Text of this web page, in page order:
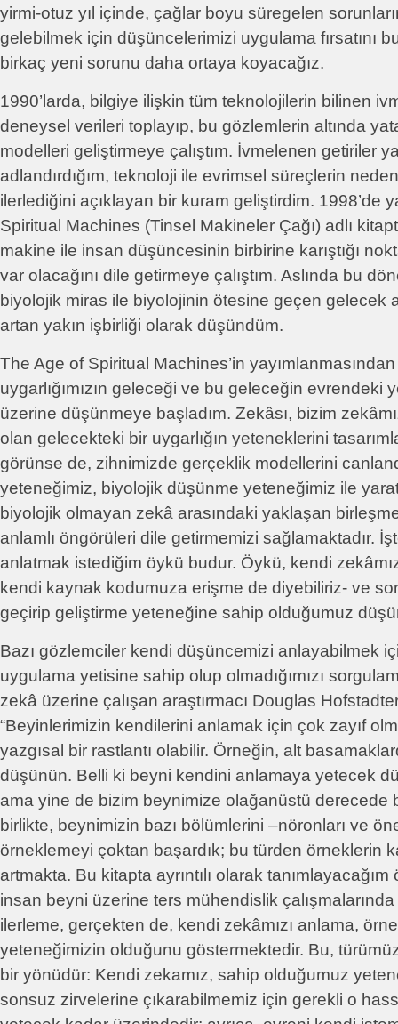
yirmi-otuz yıl içinde, çağlar boyu süregelen
gelebilmek için düşüncelerimizi uygulama fırsatını
birkaç yeni sorunu daha ortaya koyacağız.
1990’larda, bilgiye ilişkin tüm teknolojilerin bilinen
deneysel verileri toplayıp, bu gözlemlerin altında
modelleri geliştirmeye çalıştım. İvmelenen getiriler
adlandırdığım, teknoloji ile evrimsel süreçlerin
ilerlediğini açıklayan bir kuram geliştirdim. 1998’de
Spiritual Machines (Tinsel Makineler Çağı) adlı
makine ile insan düşüncesinin birbirine karıştığı
var olacağını dile getirmeye çalıştım. Aslında bu
biyolojik miras ile biyolojinin ötesine geçen gelecek
artan yakın işbirliği olarak düşündüm.
The Age of Spiritual Machines’in
uygarlığımızın geleceği ve bu geleceğin evrendeki
üzerine düşünmeye başladım. Zekâsı, bizim
olan gelecekteki bir uygarlığın yeteneklerini
görünse de, zihnimizde gerçeklik modellerini
yeteneğimiz, biyolojik düşünme yeteneğimiz ile
biyolojik olmayan zekâ arasındaki yaklaşan
anlamlı öngörüleri dile getirmemizi sağlamaktadır.
anlatmak istediğim öykü budur. Öykü, kendi
kendi kaynak kodumuza erişme de diyebiliriz- ve
geçirip geliştirme yeteneğine sahip olduğumuz
Bazı gözlemciler kendi düşüncemizi anlayabilmek
uygulama yetisine sahip olup olmadığımızı
zekâ üzerine çalışan araştırmacı Douglas
“Beyinlerimizin kendilerini anlamak için çok zayıf
yazgısal bir rastlantı olabilir. Örneğin, alt
düşünün. Belli ki beyni kendini anlamaya yetecek
ama yine de bizim beynimize olağanüstü derecede
birlikte, beynimizin bazı bölümlerini –nöronları ve
örneklemeyi çoktan başardık; bu türden örneklerin
artmakta. Bu kitapta ayrıntılı olarak
insan beyni üzerine ters mühendislik
ilerleme, gerçekten de, kendi zekâmızı anlama,
yeteneğimizin olduğunu göstermektedir. Bu,
bir yönüdür: Kendi zekamız, sahip olduğumuz
sonsuz zirvelerine çıkarabilmemiz için gerekli o